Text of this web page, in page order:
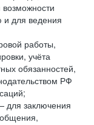
и для ведения
работы,
учёта
обязанностей,
РФ
для заключения